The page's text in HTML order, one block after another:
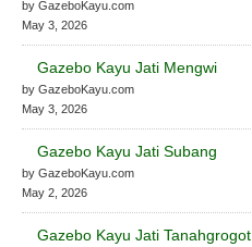
by GazeboKayu.com
May 3, 2026
Gazebo Kayu Jati Mengwi
by GazeboKayu.com
May 3, 2026
Gazebo Kayu Jati Subang
by GazeboKayu.com
May 2, 2026
Gazebo Kayu Jati Tanahgrogot